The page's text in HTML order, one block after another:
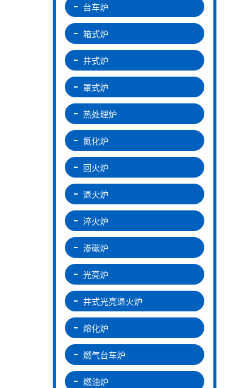
台车炉
箱式炉
井式炉
罩式炉
热处理炉
氮化炉
回火炉
退火炉
淬火炉
渗碳炉
光亮炉
井式光亮退火炉
熔化炉
燃气台车炉
燃油炉